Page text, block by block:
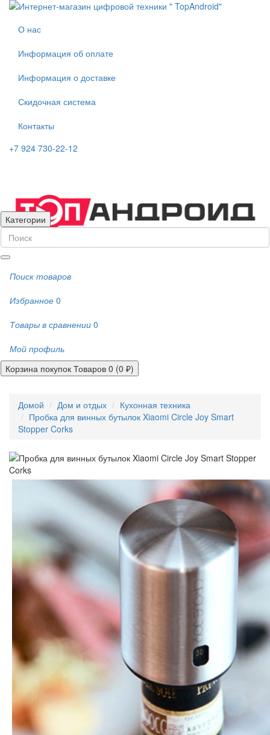
О нас
Информация об оплате
Информация о доставке
Скидочная система
Контакты
+7 924 730-22-12
Категории
Поиск товаров
Избранное 0
Товары в сравнении 0
Мой профиль
Корзина покупок Товаров 0 (0 ₽)
Домой Дом и отдых
Кухонная техника
Пробка для винных бутылок Xiaomi Circle Joy Smart
Stopper Corks